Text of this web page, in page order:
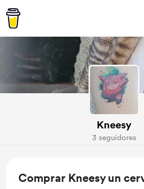
Kneesy
3 seguidores
Comprar Kneesy un